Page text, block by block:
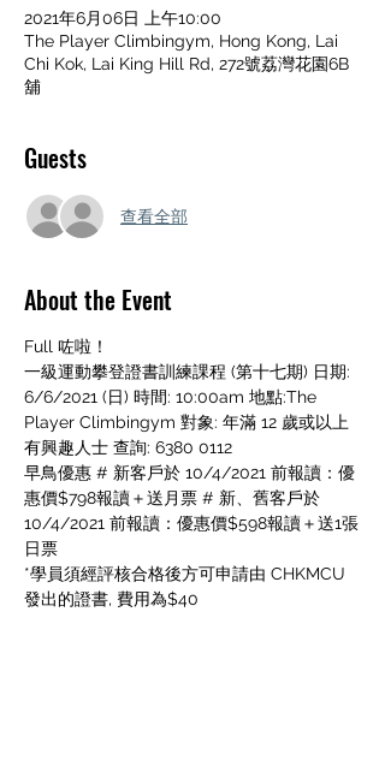
2021年6月06日 上午10:00
The Player Climbingym, Hong Kong, Lai
Chi Kok, Lai King Hill Rd, 272號荔灣花園6B
舖
Guests
查看全部
About the Event
Full 咗啦！
一級運動攀登證書訓練課程 (第十七期) 日期:
6/6/2021 (日) 時間: 10:00am 地點:The
Player Climbingym 對象: 年滿 12 歲或以上
有興趣人士 查詢: 6380 0112
早鳥優惠 # 新客戶於 10/4/2021 前報讀：優
惠價$798報讀＋送月票 # 新、舊客戶於
10/4/2021 前報讀：優惠價$598報讀＋送1張
日票
*學員須經評核合格後方可申請由 CHKMCU
發出的證書, 費用為$40